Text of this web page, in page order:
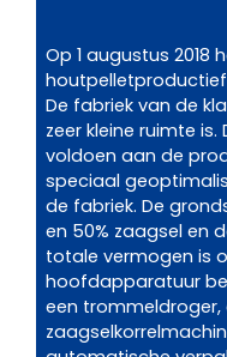
Op 1 augustus 2018
De fabriek van de
zeer kleine ruimte
voldoen aan de
speciaal
de fabriek. De
en 50% zaagsel en
totale vermogen is
hoofdapparatuur
een trommeldroger,